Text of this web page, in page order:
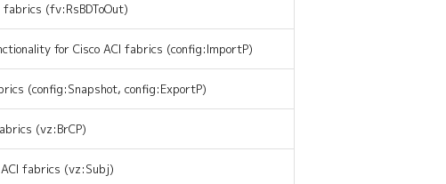
fabrics (fv:RsBDToOut)
for Cisco ACI fabrics (config:ImportP)
(config:Snapshot, config:ExportP)
(vz:BrCP)
fabrics (vz:Subj)